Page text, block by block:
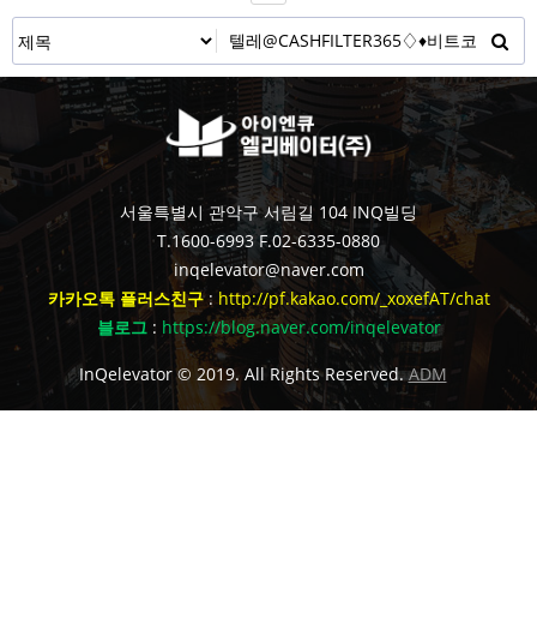
서울특별시 관악구 서림길 104 INQ빌딩
T.1600-6993F.02-6335-0880
inqelevator@naver.com
카카오톡 플러스친구:http://pf.kakao.com/_xoxefAT/chat
블로그: https://blog.naver.com/inqelevator
InQelevator © 2019. All Rights Reserved. ADM